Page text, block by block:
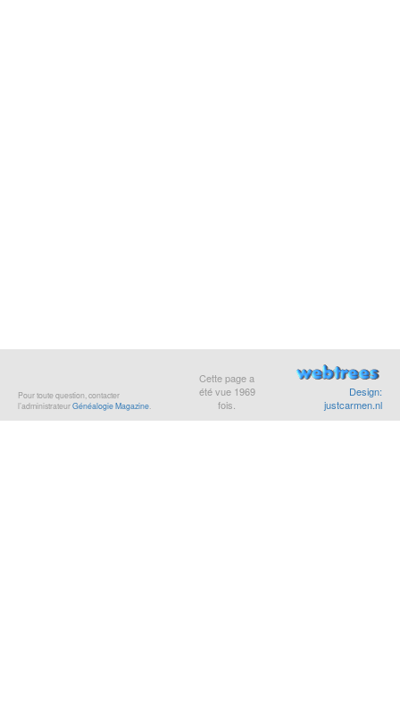
Pour toute question, contacter
l’administrateurGénéalogie Magazine.
Cette page a
été vue 1969
fois.
Design:
justcarmen.nl